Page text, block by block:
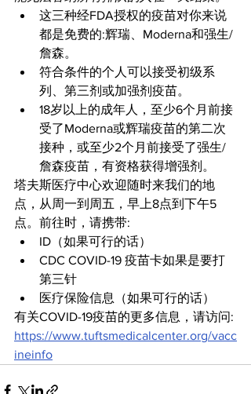
这三种经FDA授权的疫苗对你来说
都是免费的:辉瑞、Moderna和强生/
詹森。
符合条件的个人可以接受初级系
列、第三剂或加强剂疫苗。
18岁以上的成年人，至少6个月前接
受了Moderna或辉瑞疫苗的第二次
接种，或至少2个月前接受了强生/
詹森疫苗，有资格获得增强剂。
塔夫斯医疗中心欢迎随时来我们的地
点，从周一到周五，早上8点到下午5
点。前往时，请携带:
ID（如果可行的话）
CDC COVID-19 疫苗卡如果是要打
第三针
医疗保险信息（如果可行的话）
有关COVID-19疫苗的更多信息，请访问:
https://www.tuftsmedicalcenter.org/vacc
ineinfo